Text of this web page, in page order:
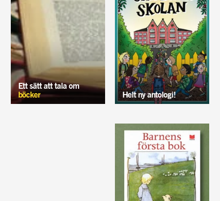
Ett sätt att tala om
böcker
Helt ny antologi!